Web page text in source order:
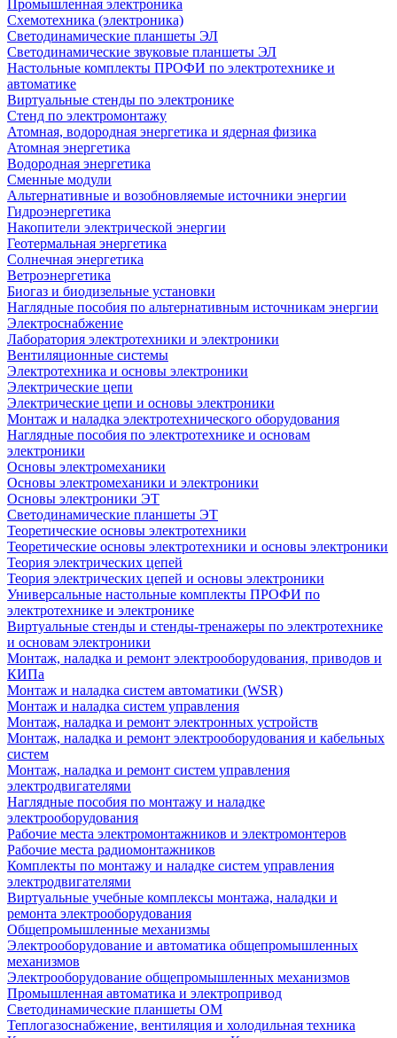
Промышленная электроника
Схемотехника (электроника)
Светодинамические планшеты ЭЛ
Светодинамические звуковые планшеты ЭЛ
Настольные комплекты ПРОФИ по электротехнике и
автоматике
Виртуальные стенды по электронике
Стенд по электромонтажу
Атомная, водородная энергетика и ядерная физика
Атомная энергетика
Водородная энергетика
Сменные модули
Альтернативные и возобновляемые источники энергии
Гидроэнергетика
Накопители электрической энергии
Геотермальная энергетика
Солнечная энергетика
Ветроэнергетика
Биогаз и биодизельные установки
Наглядные пособия по альтернативным источникам энергии
Электроснабжение
Лаборатория электротехники и электроники
Вентиляционные системы
Электротехника и основы электроники
Электрические цепи
Электрические цепи и основы электроники
Монтаж и наладка электротехнического оборудования
Наглядные пособия по электротехнике и основам
электроники
Основы электромеханики
Основы электромеханики и электроники
Основы электроники ЭТ
Светодинамические планшеты ЭТ
Теоретические основы электротехники
Теоретические основы электротехники и основы электроники
Теория электрических цепей
Теория электрических цепей и основы электроники
Универсальные настольные комплекты ПРОФИ по
электротехнике и электронике
Виртуальные стенды и стенды-тренажеры по электротехнике
и основам электроники
Монтаж, наладка и ремонт электрооборудования, приводов и
КИПа
Монтаж и наладка систем автоматики (WSR)
Монтаж и наладка систем управления
Монтаж, наладка и ремонт электронных устройств
Монтаж, наладка и ремонт электрооборудования и кабельных
систем
Монтаж, наладка и ремонт систем управления
электродвигателями
Наглядные пособия по монтажу и наладке
электрооборудования
Рабочие места электромонтажников и электромонтеров
Рабочие места радиомонтажников
Комплекты по монтажу и наладке систем управления
электродвигателями
Виртуальные учебные комплексы монтажа, наладки и
ремонта электрооборудования
Общепромышленные механизмы
Электрооборудование и автоматика общепромышленных
механизмов
Электрооборудование общепромышленных механизмов
Промышленная автоматика и электропривод
Светодинамические планшеты ОМ
Теплогазоснабжение, вентиляция и холодильная техника